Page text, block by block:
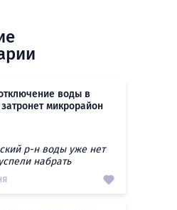
воды в
микрорайон
р-н воды уже нет
набрать